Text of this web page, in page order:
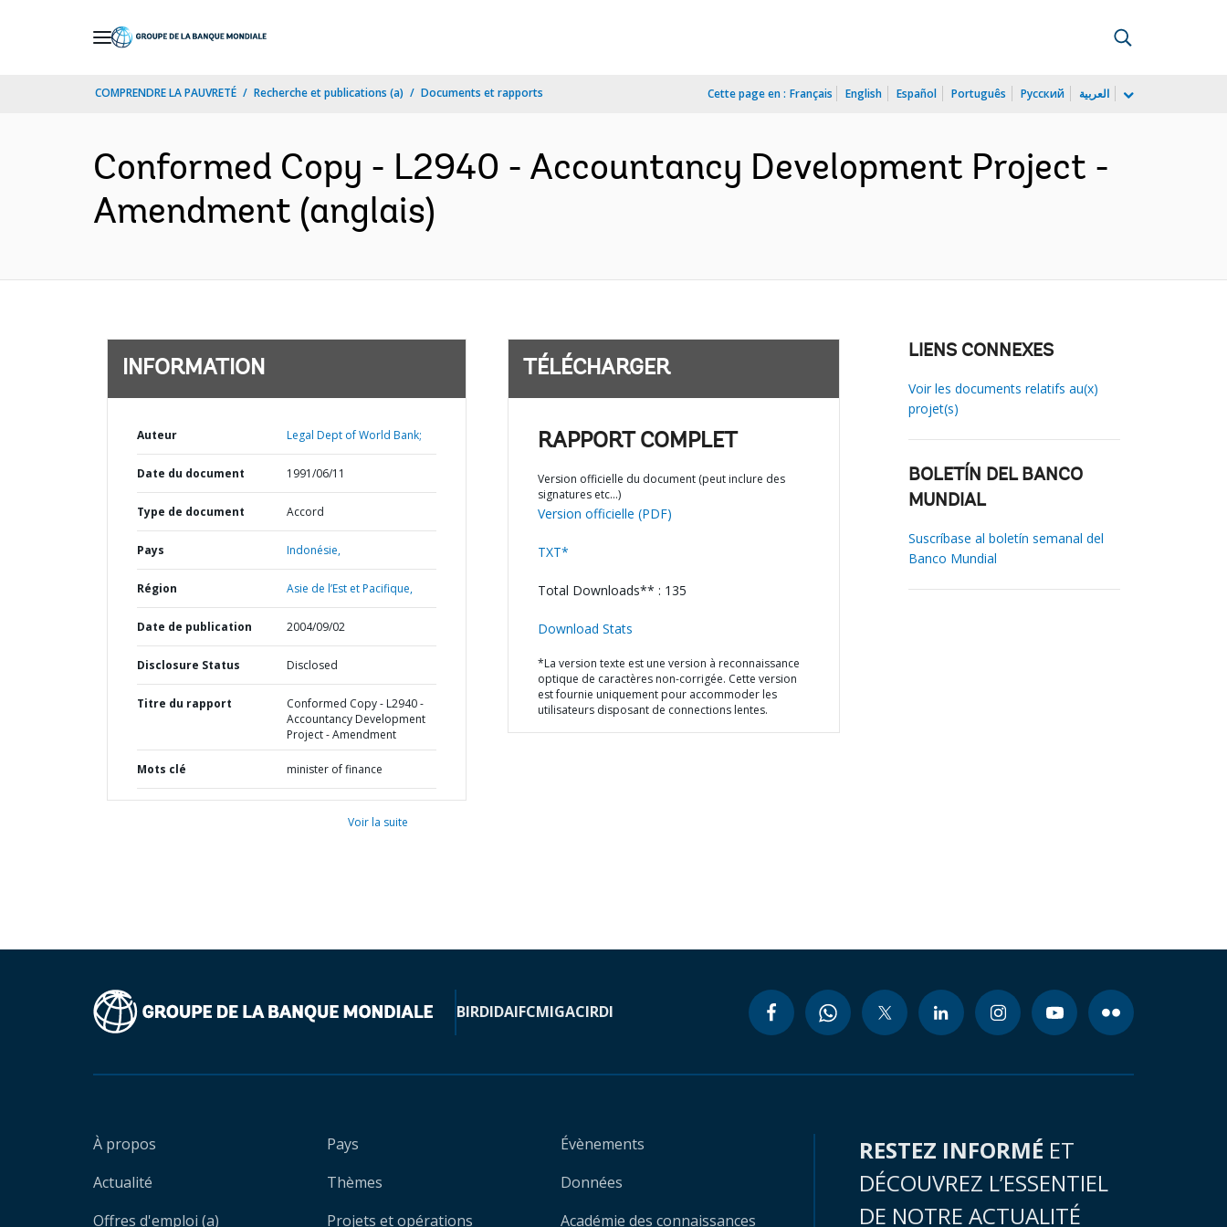
COMPRENDRE LA PAUVRETÉ Recherche et publications (a) Documents et rapports Cette page en : Français English Español Português Русский العربية
Conformed Copy - L2940 - Accountancy Development Project -
Amendment (anglais)
INFORMATION
Auteur Legal Dept of World Bank;
Date du document 1991/06/11
Type de document Accord
Pays Indonésie,
Région Asie de l’Est et Pacifique,
Date de publication 2004/09/02
Disclosure Status Disclosed
Titre du rapport
Conformed Copy - L2940 -
Accountancy Development
Project - Amendment
Mots clé minister of finance
Voir la suite
TÉLÉCHARGER
RAPPORT COMPLET
Version officielle du document (peut inclure des
signatures etc…)
Version officielle (PDF)
TXT*
Total Downloads** : 135
Download Stats
*La version texte est une version à reconnaissance
optique de caractères non-corrigée. Cette version
est fournie uniquement pour accommoder les
utilisateurs disposant de connections lentes.
LIENS CONNEXES
Voir les documents relatifs au(x)
projet(s)
BOLETÍN DEL BANCO
MUNDIAL
Suscríbase al boletín semanal del
Banco Mundial
BIRDIDAIFCMIGACIRDI
À propos
Actualité
Offres d'emploi (a)
Pays
Thèmes
Projets et opérations
Évènements
Données
Académie des connaissances
RESTEZ INFORMÉ ET
DÉCOUVREZ L’ESSENTIEL
DE NOTRE ACTUALITÉ